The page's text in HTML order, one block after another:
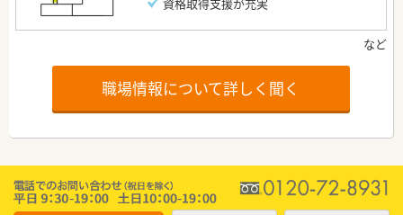
職場情報について詳しく聞く